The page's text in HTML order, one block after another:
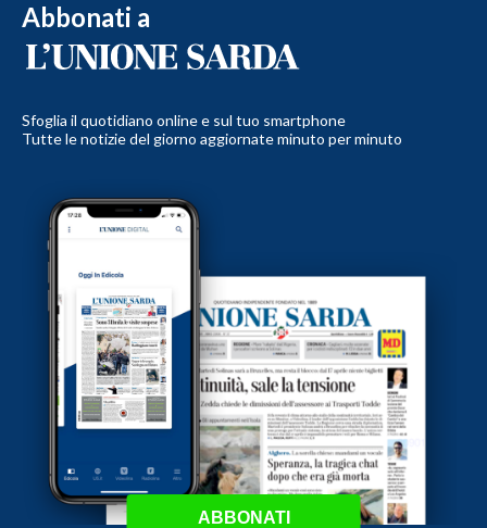
Abbonati a
Sfoglia il quotidiano online e sul tuo smartphone
Tutte le notizie del giorno aggiornate minuto per minuto
ABBONATI